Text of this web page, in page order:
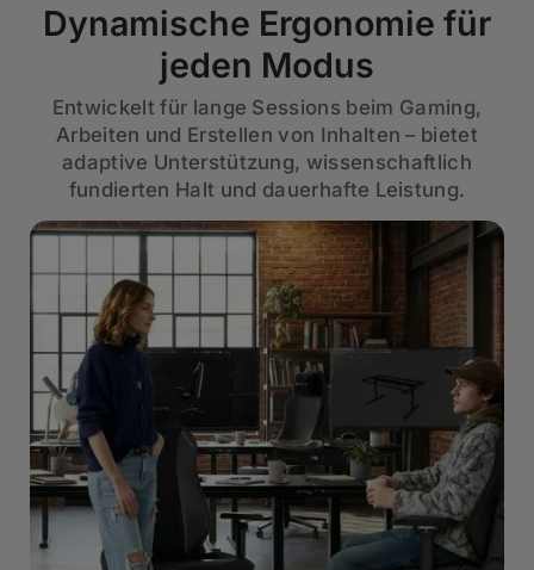
Dynamische Ergonomie für
jeden Modus
Entwickelt für lange Sessions beim Gaming,
Arbeiten und Erstellen von Inhalten – bietet
adaptive Unterstützung, wissenschaftlich
fundierten Halt und dauerhafte Leistung.